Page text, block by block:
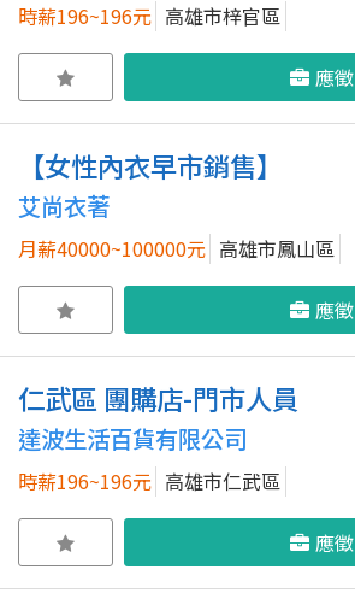
時薪196~196元 高雄市梓官區
應徵
【女性內衣早市銷售】
艾尚衣著
月薪40000~100000元 高雄市鳳山區
應徵
仁武區 團購店-門市人員
達波生活百貨有限公司
時薪196~196元 高雄市仁武區
應徵